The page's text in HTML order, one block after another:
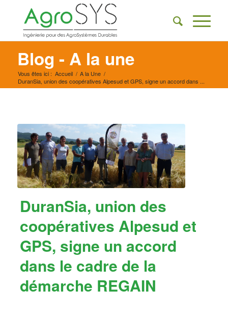
Blog - A la une
Vous êtes ici : Accueil / A la Une /
DuranSia, union des coopératives Alpesud et GPS, signe un accord dans ...
DuranSia, union des
coopératives Alpesud et
GPS, signe un accord
dans le cadre de la
démarche REGAIN